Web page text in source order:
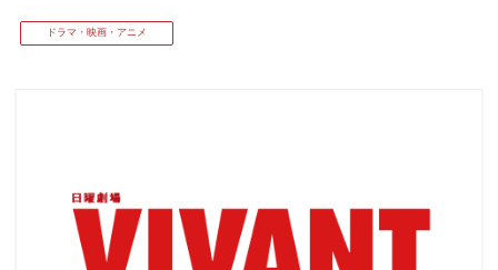
ドラマ・映画・アニメ